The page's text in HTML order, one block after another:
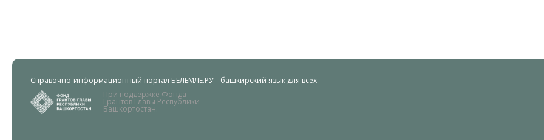
Справочно-информационный портал БЕЛЕМЛЕ.РУ – башкирский язык для всех
При поддержке Фонда
Грантов Главы Республики
Башкортостан.